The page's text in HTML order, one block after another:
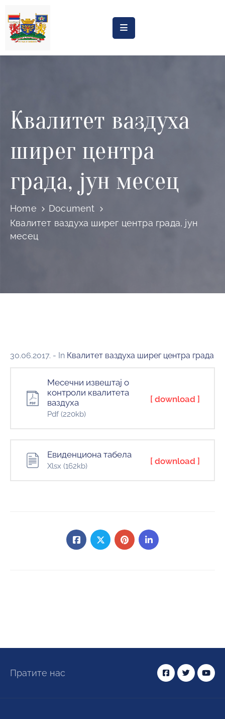
Насловна
Процена
утицаја
Регистри
дивљих
депонија
и
програми
Квалитет ваздуха
ширег центра
града, јун месец
Home
Document
Квалитет ваздуха ширег центра града, јун
месец
30.06.2017. - In Квалитет ваздуха ширег центра града
Месечни извештај о
контроли квалитета
ваздуха
Pdf(220kb)
[ download ]
Евиденциона табела
Xlsx (162kb) [ download ]
Пратите нас